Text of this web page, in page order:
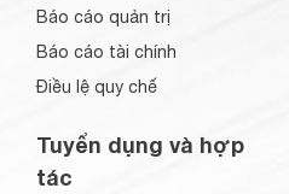
Báo cáo quản trị
Báo cáo tài chính
Điều lệ quy chế
Tuyển dụng và hợp
tác